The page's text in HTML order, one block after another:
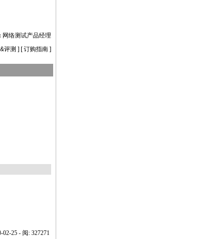
网络测试产品经理
评测 ] [订购指南 ]
02-25 - 阅: 327271